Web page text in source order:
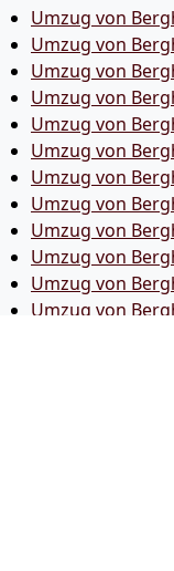
Umzug von
Umzug von
Umzug von
Umzug von
Umzug von
Umzug von
Umzug von
Umzug von
Umzug von
Umzug von
Umzug von
Umzug von